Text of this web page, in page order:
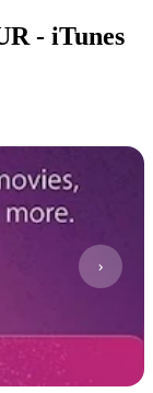
- iTunes